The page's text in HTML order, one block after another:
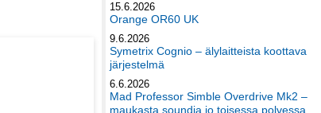
15.6.2026
Orange OR60 UK
9.6.2026
Symetrix Cognio – älylaitteista koottava
järjestelmä
6.6.2026
Mad Professor Simble Overdrive Mk2 –
maukasta soundia jo toisessa polvessa